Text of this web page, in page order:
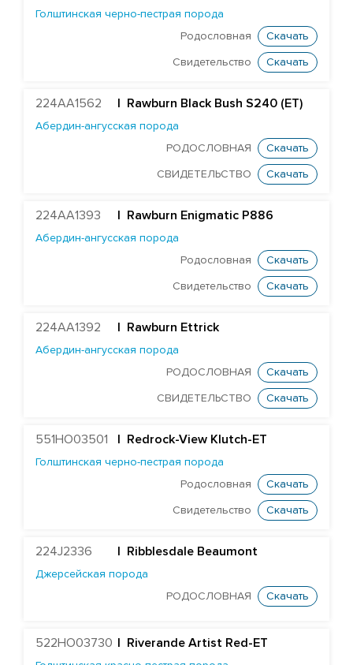
Голштинская черно-пестрая порода
Родословная
Скачать
Свидетельство Скачать
224AA1562 | Rawburn Black Bush S240 (ET)
Абердин-ангусская порода
РОДОСЛОВНАЯ
Скачать
СВИДЕТЕЛЬСТВО Скачать
224AA1393 | Rawburn Enigmatic P886
Абердин-ангусская порода
Родословная
Скачать
Свидетельство Скачать
224AA1392 | Rawburn Ettrick
Абердин-ангусская порода
РОДОСЛОВНАЯ
Скачать
СВИДЕТЕЛЬСТВО Скачать
551HO03501 Redrock-View Klutch-ET
Голштинская черно-пестрая порода
Родословная
Скачать
Свидетельство Скачать
224J2336 | Ribblesdale Beaumont
Джерсейская порода
РОДОСЛОВНАЯ
Скачать
522HO03730 | Riverande Artist Red-ET